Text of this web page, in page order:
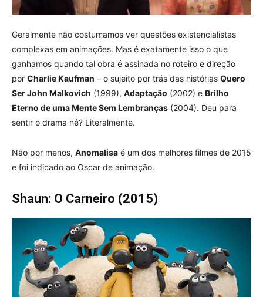
Geralmente não costumamos ver questões existencialistas
complexas em animações. Mas é exatamente isso o que
ganhamos quando tal obra é assinada no roteiro e direção
por Charlie Kaufman – o sujeito por trás das histórias Quero
Ser John Malkovich (1999), Adaptação (2002) e Brilho
Eterno de uma Mente Sem Lembranças (2004). Deu para
sentir o drama né? Literalmente.
Não por menos, Anomalisa é um dos melhores filmes de 2015
e foi indicado ao Oscar de animação.
Shaun: O Carneiro (2015)